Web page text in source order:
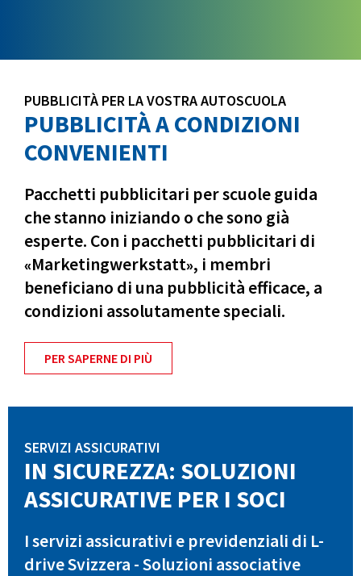
PUBBLICITÀ PER LA VOSTRA AUTOSCUOLA
PUBBLICITÀ A CONDIZIONI
CONVENIENTI
Pacchetti pubblicitari per scuole guida
che stanno iniziando o che sono già
esperte. Con i pacchetti pubblicitari di
«Marketingwerkstatt», i membri
beneficiano di una pubblicità efficace, a
condizioni assolutamente speciali.
PER SAPERNE DI PIÙ
SERVIZI ASSICURATIVI
IN SICUREZZA: SOLUZIONI
ASSICURATIVE PER I SOCI
I servizi assicurativi e previdenziali di L-
drive Svizzera - Soluzioni associative